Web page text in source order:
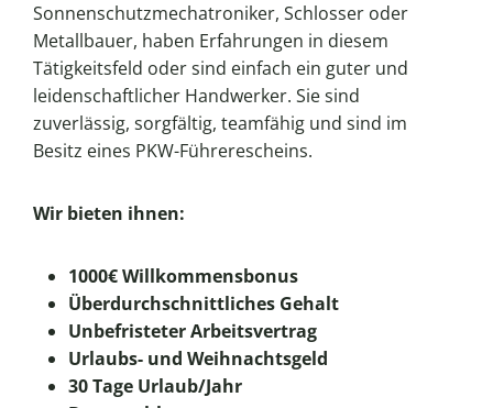
Sonnenschutzmechatroniker, Schlosser oder
Metallbauer, haben Erfahrungen in diesem
Tätigkeitsfeld oder sind einfach ein guter und
leidenschaftlicher Handwerker. Sie sind
zuverlässig, sorgfältig, teamfähig und sind im
Besitz eines PKW-Führerescheins.
Wir bieten ihnen:
1000€ Willkommensbonus
Überdurchschnittliches Gehalt
Unbefristeter Arbeitsvertrag
Urlaubs- und Weihnachtsgeld
30 Tage Urlaub/Jahr